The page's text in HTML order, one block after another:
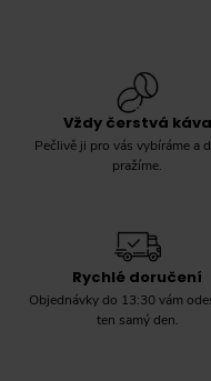
Vždy čerstvá káva
Pečlivě ji pro vás vybíráme a
pražíme.
Rychlé doručení
Objednávky do 13:30 vám
ten samý den.